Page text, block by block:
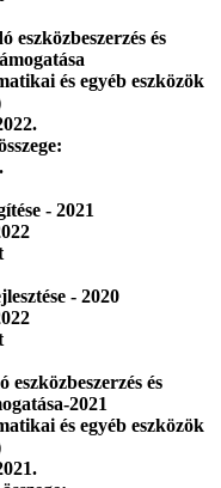
eszközbeszerzés és
és egyéb eszközök
- 2021
- 2020
eszközbeszerzés és
2021
és egyéb eszközök